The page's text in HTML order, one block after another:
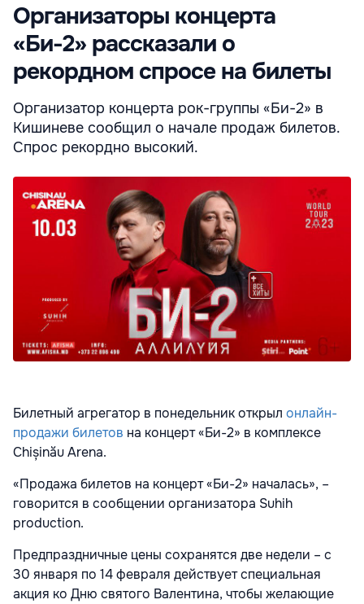
Организаторы концерта
«Би-2» рассказали о
рекордном спросе на билеты
Организатор концерта рок-группы «Би-2» в
Кишиневе сообщил о начале продаж билетов.
Спрос рекордно высокий.
Билетный агрегатор в понедельник открыл онлайн-
продажи билетов на концерт «Би-2» в комплексе
Chișinău Arena.
«Продажа билетов на концерт «Би-2» началась», –
говорится в сообщении организатора Suhih
production.
Предпраздничные цены сохранятся две недели – с
30 января по 14 февраля действует специальная
акция ко Дню святого Валентина, чтобы желающие